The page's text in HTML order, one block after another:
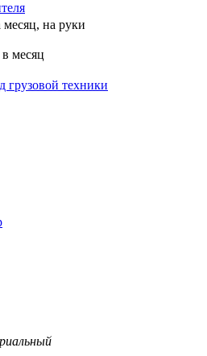
месяц, на руки
месяц
грузовой техники